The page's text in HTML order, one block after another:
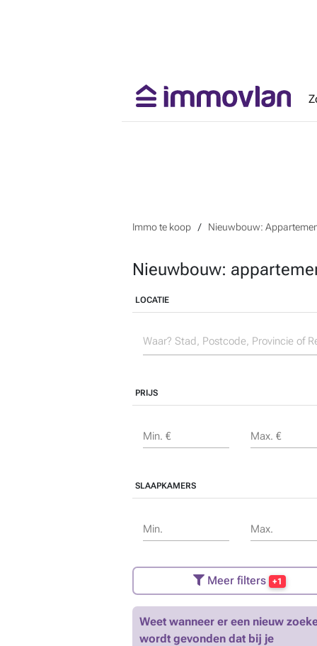
Immo te koop Nieuwbouw:
Nieuwbouw:
LOCATIE
PRIJS
Min. € Max. €
SLAAPKAMERS
Min. Max.
Meer filters +1
Weet wanneer er een nieuw
wordt gevonden dat bij je